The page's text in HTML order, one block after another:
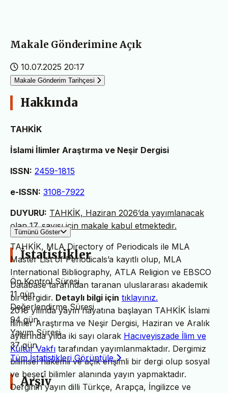
Makale Gönderimine Açık
10.07.2025 20:17
Makale Gönderim Tarihçesi
Hakkında
TAHKİK
İslami İlimler Araştırma ve Neşir Dergisi
ISSN: 2459-1815
e-ISSN: 3108-7922
DUYURU: TAHKİK, Haziran 2026’da yayımlanacak
olan 17. sayısı için makale kabul etmektedir.
TAHKİK, MLA Directory of Periodicals ile MLA
Master List of Periodicals’a kayıtlı olup, MLA
International Bibliography, ATLA Religion ve EBSCO
Database tarafından taranan uluslararası akademik
bir dergidir. Detaylı bilgi için tıklayınız.
2018 yılında yayın hayatına başlayan TAHKİK İslami
İlimler Araştırma ve Neşir Dergisi, Haziran ve Aralık
aylarında yılda iki sayı olarak Hacıveyiszade İlim ve
Kültür Vakfı tarafından yayımlanmaktadır. Dergimiz
bilimsel hakemli ve açık erişimli bir dergi olup sosyal
ve beşerî bilimler alanında yayın yapmaktadır.
Derginin yayın dilli Türkçe, Arapça, İngilizce ve
Tümünü Göster
İstatistikler
Ön Kontrol Süresi
11 gün
Değerlendirme Süresi
94 gün
Yayım Süresi
37 gün
Tüm İstatistikleri Görüntüle
Arşiv